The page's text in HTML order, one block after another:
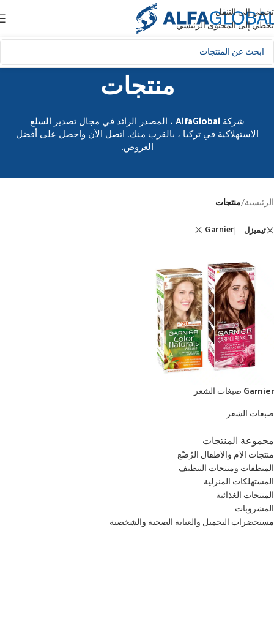
تخطي إلى التنقل
تخطي إلى المحتوى الرئيسي
منتجات
شركة AlfaGlobal ، المصدر الرائد في مجال تصدير السلع
الاستهلاكية في تركيا ، بالقرب منك. اتصل الآن واحصل على أفضل
العروض.
مجموعة المنتجات
منتجات الام والاطفال الرُضّع
المنظفات ومنتجات التنظيف
المستهلكات المنزلية
المنتجات الغذائية
المشروبات
مستحضرات التجميل والعناية الصحية والشخصية
الرئيسية/منتجات
تيميزل Garnier
Garnier صبغات الشعر
صبغات الشعر